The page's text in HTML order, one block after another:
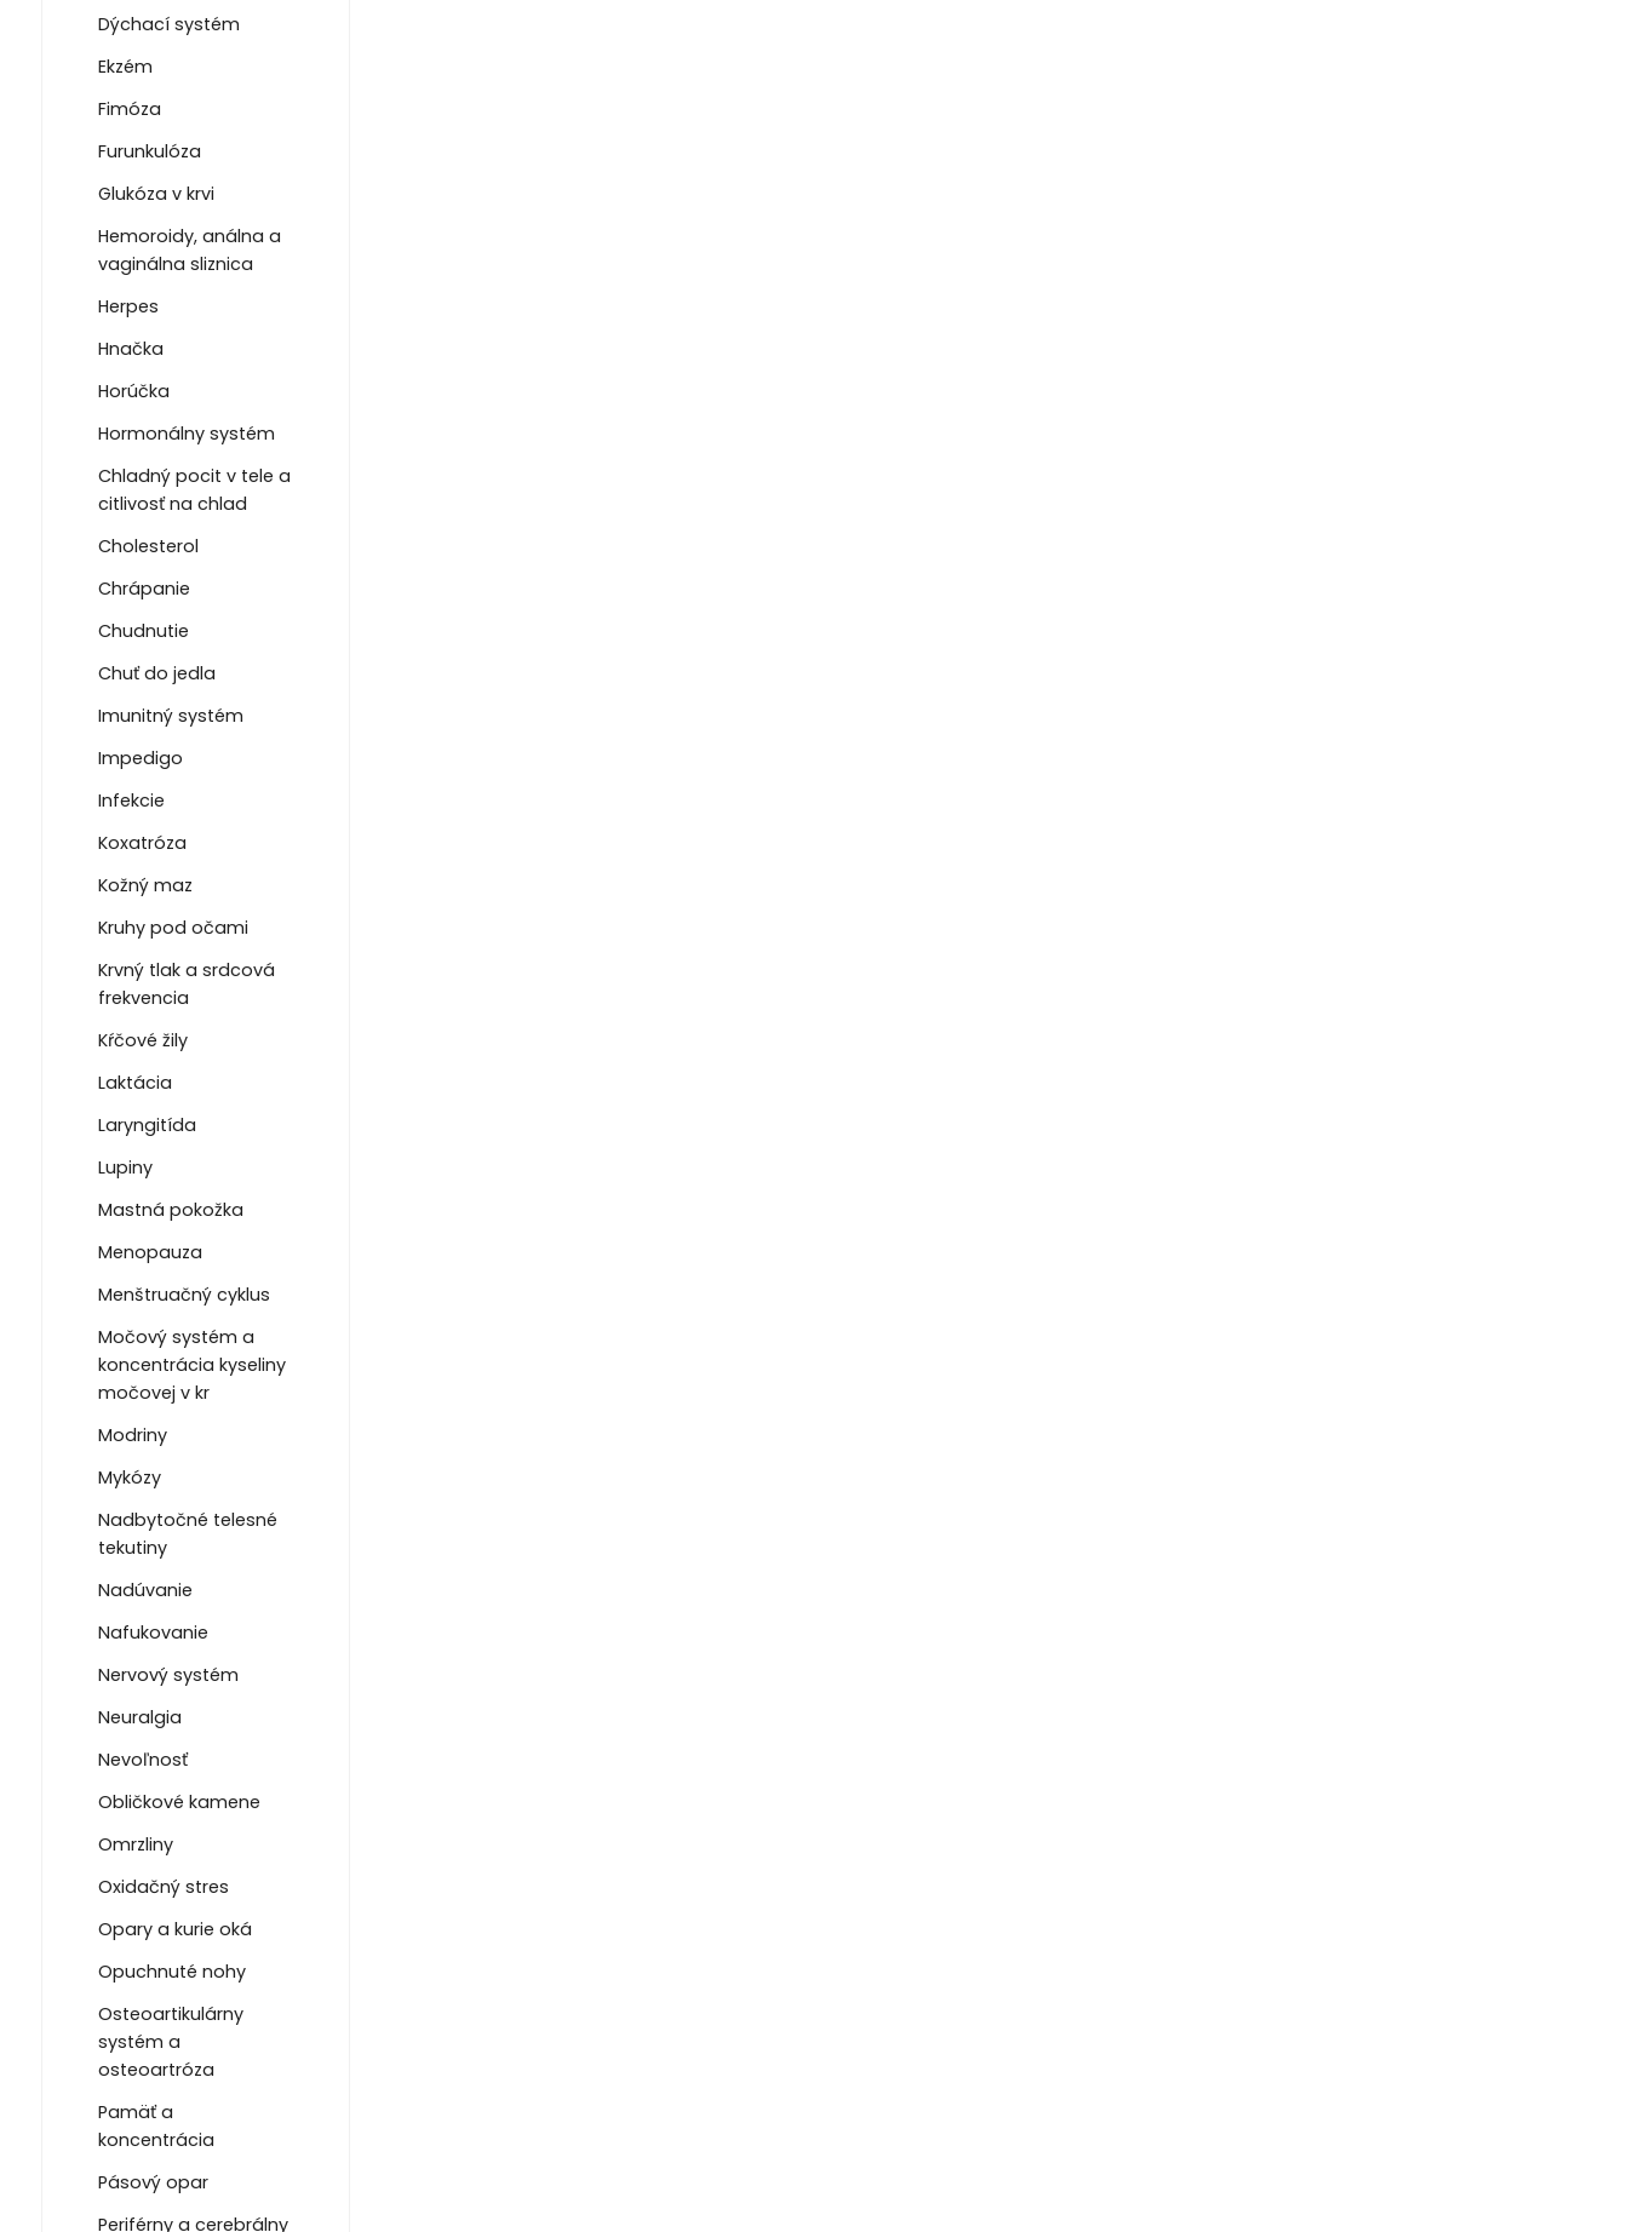
Dýchací systém
Ekzém
Fimóza
Furunkulóza
Glukóza v krvi
Hemoroidy, análna a
vaginálna sliznica
Herpes
Hnačka
Horúčka
Hormonálny systém
Chladný pocit v tele a
citlivosť na chlad
Cholesterol
Chrápanie
Chudnutie
Chuť do jedla
Imunitný systém
Impedigo
Infekcie
Koxatróza
Kožný maz
Kruhy pod očami
Krvný tlak a srdcová
frekvencia
Kŕčové žily
Laktácia
Laryngitída
Lupiny
Mastná pokožka
Menopauza
Menštruačný cyklus
Močový systém a
koncentrácia kyseliny
močovej v kr
Modriny
Mykózy
Nadbytočné telesné
tekutiny
Nadúvanie
Nafukovanie
Nervový systém
Neuralgia
Nevoľnosť
Obličkové kamene
Omrzliny
Oxidačný stres
Opary a kurie oká
Opuchnuté nohy
Osteoartikulárny
systém a
osteoartróza
Pamäť a
koncentrácia
Pásový opar
Periférny a cerebrálny